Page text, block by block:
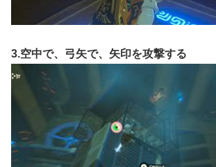
3.空中で、弓矢で、矢印を攻撃する